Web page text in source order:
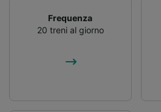
Frequenza
20 treni al giorno